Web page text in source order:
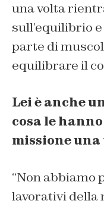
una volta
sull’equilibrio
parte di
equilibrare il
Lei è anche
cosa le
missione
“Non abbiamo
lavorativi della